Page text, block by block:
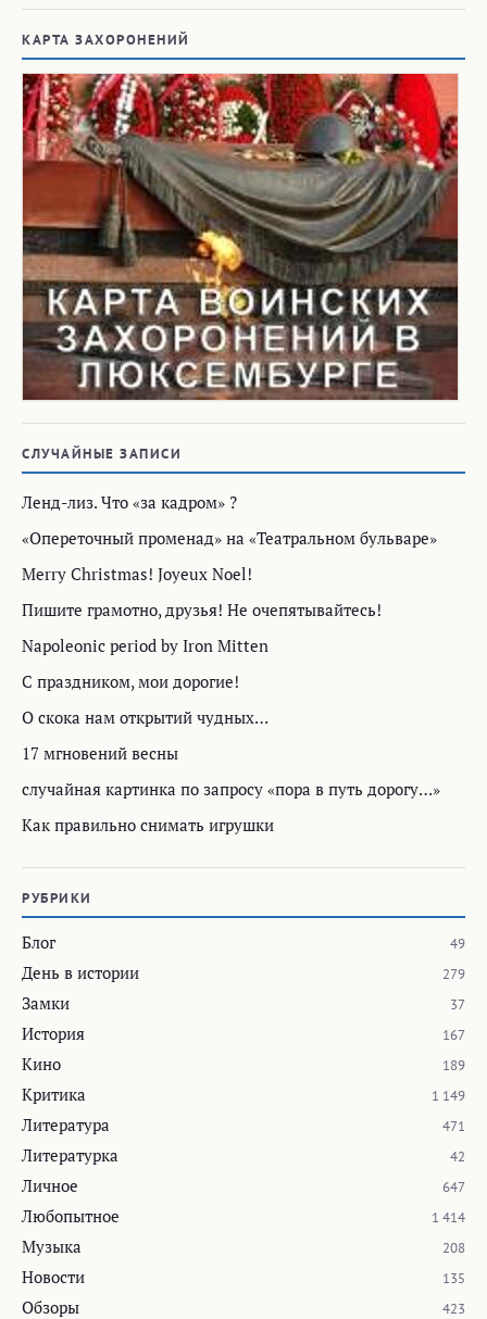
КАРТА ЗАХОРОНЕНИЙ
СЛУЧАЙНЫЕ ЗАПИСИ
Ленд-лиз. Что «за кадром» ?
«Опереточный променад» на «Театральном бульваре»
Merry Christmas! Joyeux Noel!
Пишите грамотно, друзья! Не очепятывайтесь!
Napoleonic period by Iron Mitten
C праздником, мои дорогие!
О скока нам открытий чудных…
17 мгновений весны
случайная картинка по запросу «пора в путь дорогу…»
Как правильно снимать игрушки
РУБРИКИ
Блог 49
День в истории 279
Замки 37
История 167
Кино 189
Критика 1 149
Литература 471
Литературка 42
Личное 647
Любопытное 1 414
Музыка 208
Новости 135
Обзоры 423